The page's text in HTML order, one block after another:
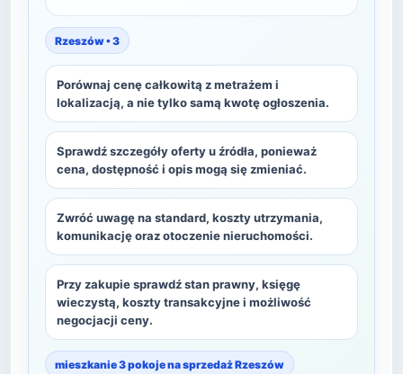
Rzeszów • 3
Porównaj cenę całkowitą z metrażem i
lokalizacją, a nie tylko samą kwotę ogłoszenia.
Sprawdź szczegóły oferty u źródła, ponieważ
cena, dostępność i opis mogą się zmieniać.
Zwróć uwagę na standard, koszty utrzymania,
komunikację oraz otoczenie nieruchomości.
Przy zakupie sprawdź stan prawny, księgę
wieczystą, koszty transakcyjne i możliwość
negocjacji ceny.
mieszkanie 3 pokoje na sprzedaż Rzeszów